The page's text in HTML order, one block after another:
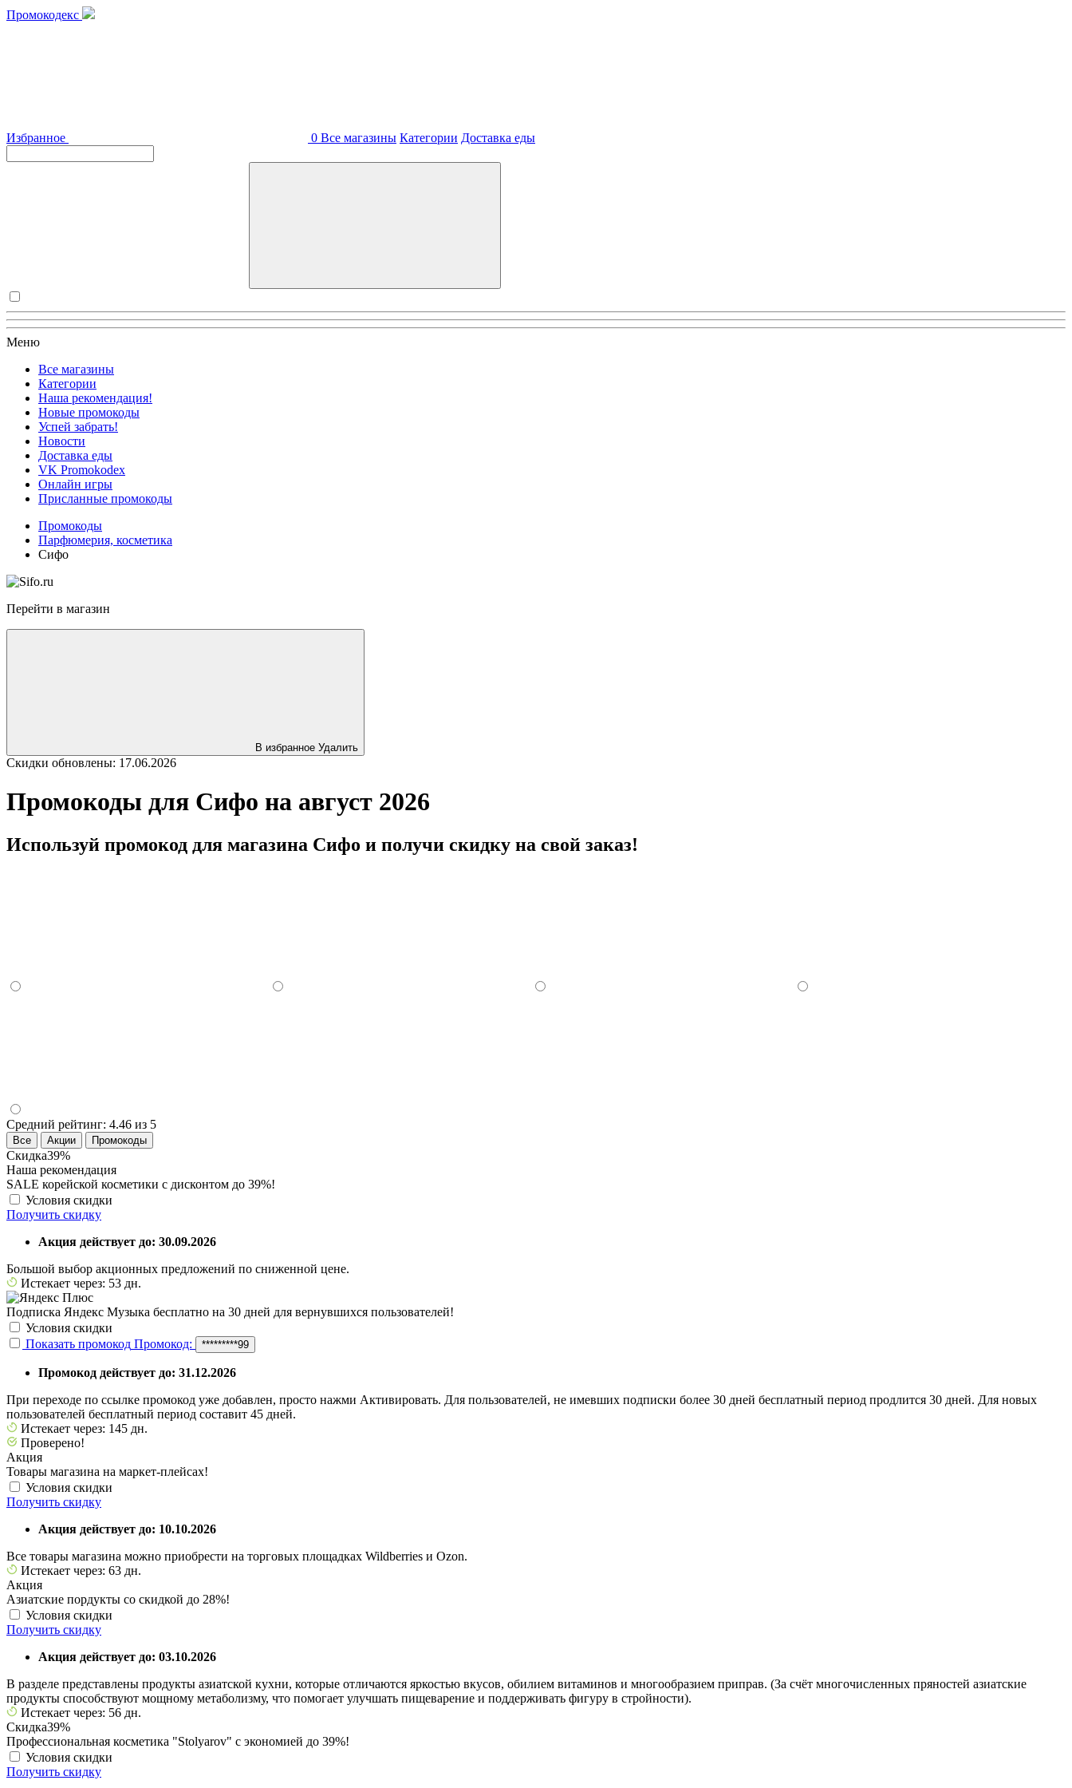
Промокодекс
Избранное 0 Все магазины Категории Доставка еды
Меню
Все магазины
Категории
Наша рекомендация!
Новые промокоды
Успей забрать!
Новости
Доставка еды
VK Promokodex
Онлайн игры
Присланные промокоды
Промокоды
Парфюмерия, косметика
Сифо
Перейти в магазин
В избранное Удалить
Скидки обновлены: 17.06.2026
Промокоды для Сифо на август 2026
Используй промокод для магазина Сифо и получи скидку на свой заказ!
Средний рейтинг: 4.46 из 5
Все Акции Промокоды
Скидка39%
Наша рекомендация
SALE корейской косметики с дисконтом до 39%!
Условия скидки
Получить скидку
Акция действует до: 30.09.2026
Большой выбор акционных предложений по сниженной цене.
Истекает через: 53 дн.
Подписка Яндекс Музыка бесплатно на 30 дней для вернувшихся пользователей!
Условия скидки
Показать промокод Промокод: *********99
Промокод действует до: 31.12.2026
При переходе по ссылке промокод уже добавлен, просто нажми Активировать. Для пользователей, не имевших подписки более 30 дней бесплатный период продлится 30 дней. Для новых
пользователей бесплатный период составит 45 дней.
Истекает через: 145 дн.
Проверено!
Акция
Товары магазина на маркет-плейсах!
Условия скидки
Получить скидку
Акция действует до: 10.10.2026
Все товары магазина можно приобрести на торговых площадках Wildberries и Ozon.
Истекает через: 63 дн.
Акция
Азиатские пордукты со скидкой до 28%!
Условия скидки
Получить скидку
Акция действует до: 03.10.2026
В разделе представлены продукты азиатской кухни, которые отличаются яркостью вкусов, обилием витаминов и многообразием приправ. (За счёт многочисленных пряностей азиатские
продукты способствуют мощному метаболизму, что помогает улучшать пищеварение и поддерживать фигуру в стройности).
Истекает через: 56 дн.
Скидка39%
Профессиональная косметика "Stolyarov" с экономией до 39%!
Условия скидки
Получить скидку